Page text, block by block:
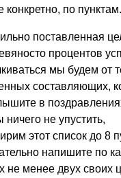
конкретно, по пунктам.
поставленная
процентов
мы будем от
составляющих,
в
ничего не упустить,
этот список до 8
напишите по
не менее двух своих